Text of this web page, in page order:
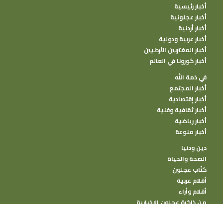
أخبار رئيسية
أخبار عجلونية
أخبار أردنية
أخبار عربية ودولية
أخبار المغتربين الأردنيين
أخبار كورونا في العالم
في ذمة الله
أخبار المجتمع
أخبار إقتصادية
أخبار ثقافية وفنية
أخبار رياضية
أخبار منوعة
دين ودنيا
الصحة والحياة
كتًاب عجلون
أقلام عربية
أقلام وأراء